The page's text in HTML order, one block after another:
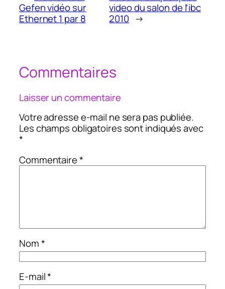
Gefen vidéo sur
Ethernet 1 par 8
video du salon de l’ibc
2010 →
Commentaires
Laisser un commentaire
Votre adresse e-mail ne sera pas publiée.
Les champs obligatoires sont indiqués avec
*
Commentaire*
Nom*
E-mail*